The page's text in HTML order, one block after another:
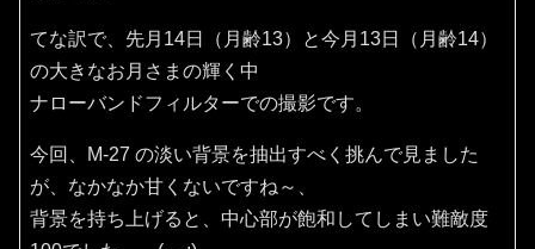
てな訳で、先月14日（月齢13）と今月13日（月齢14）
の大きなお月さまの輝く中
ナローバンドフィルターでの撮影です。
今回、M-27 の淡い背景を抽出すべく挑んで見ました
が、なかなか甘くないですね～、
背景を持ち上げると、中心部が飽和してしまい難敵度